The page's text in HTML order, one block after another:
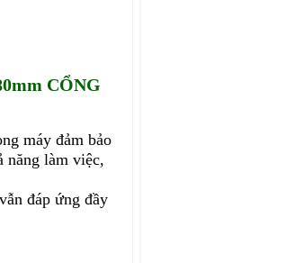
CỔNG
máy đảm bảo
năng làm việc,
đáp ứng đầy